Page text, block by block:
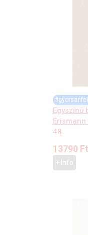
Egyszínű
48
13790 Ft
+ Info